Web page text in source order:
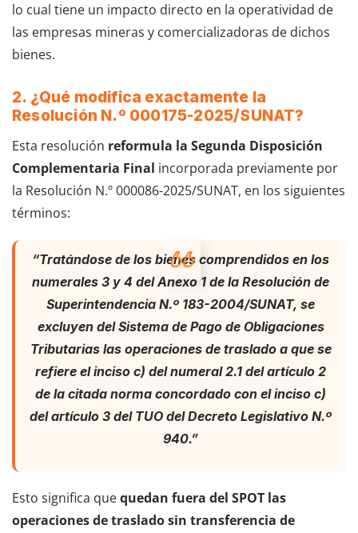
lo cual tiene un impacto directo en la operatividad de
las empresas mineras y comercializadoras de dichos
bienes.
2. ¿Qué modifica exactamente la
Resolución N.º 000175-2025/SUNAT?
Esta resolución reformula la Segunda Disposición
Complementaria Final incorporada previamente por
la Resolución N.º 000086-2025/SUNAT, en los siguientes
términos:
“Tratándose de los bienes comprendidos en los
numerales 3 y 4 del Anexo 1 de la Resolución de
Superintendencia N.º 183-2004/SUNAT, se
excluyen del Sistema de Pago de Obligaciones
Tributarias las operaciones de traslado a que se
refiere el inciso c) del numeral 2.1 del artículo 2
de la citada norma concordado con el inciso c)
del artículo 3 del TUO del Decreto Legislativo N.º
940.”
Esto significa quequedan fuera del SPOT las
operaciones de traslado sin transferencia de